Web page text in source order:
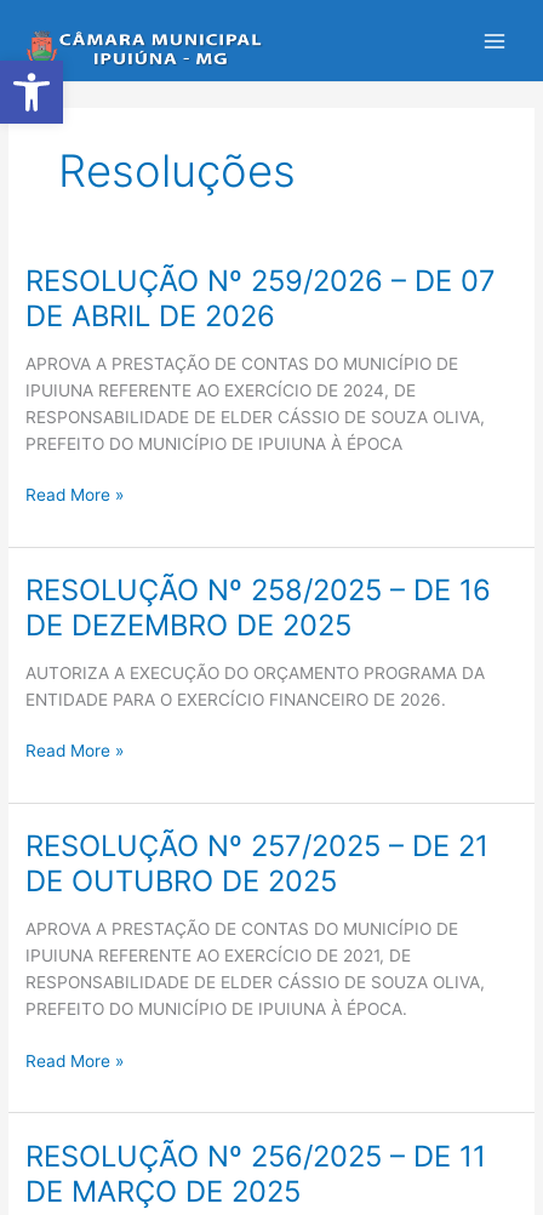
Abrir a barra de ferramentas
para
o
conteúdo
Resoluções
RESOLUÇÃO Nº 259/2026 – DE 07
DE ABRIL DE 2026
APROVA A PRESTAÇÃO DE CONTAS DO MUNICÍPIO DE
IPUIUNA REFERENTE AO EXERCÍCIO DE 2024, DE
RESPONSABILIDADE DE ELDER CÁSSIO DE SOUZA OLIVA,
PREFEITO DO MUNICÍPIO DE IPUIUNA À ÉPOCA
RESOLUÇÃO
Nº
259/2026
–
DE
07
DE
DE
Read More »
RESOLUÇÃO Nº 258/2025 – DE 16
DE DEZEMBRO DE 2025
AUTORIZA A EXECUÇÃO DO ORÇAMENTO PROGRAMA DA
ENTIDADE PARA O EXERCÍCIO FINANCEIRO DE 2026.
RESOLUÇÃO
Nº
258/2025
–
DE
DE
DE
Read More »
RESOLUÇÃO Nº 257/2025 – DE 21
DE OUTUBRO DE 2025
APROVA A PRESTAÇÃO DE CONTAS DO MUNICÍPIO DE
IPUIUNA REFERENTE AO EXERCÍCIO DE 2021, DE
RESPONSABILIDADE DE ELDER CÁSSIO DE SOUZA OLIVA,
PREFEITO DO MUNICÍPIO DE IPUIUNA À ÉPOCA.
RESOLUÇÃO
Nº
257/2025
–
DE
21
DE
DE
Read More »
RESOLUÇÃO Nº 256/2025 – DE 11
DE MARÇO DE 2025
RESOLUÇÃO
Nº
256/2025